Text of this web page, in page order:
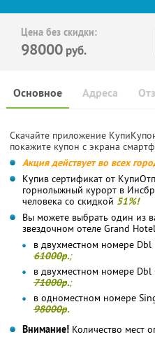
Цена без скидки:
98000 руб.
Основное Адреса
Скачайте приложение
покажите купон с экрана
Акция действует во всех
Купив сертификат от
горнолыжный курорт в
человека со скидкой 51%!
Вы можете выбрать один из
звездочном отеле Grand
в двухместном номере Dbl
61000р.;
в двухместном номере Dbl
71000р.;
в одноместном номере
98000р.
Внимание! Количество мест